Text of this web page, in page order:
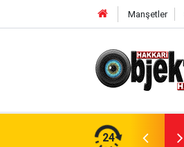
Manşetler
24
TBMM Gündeminde